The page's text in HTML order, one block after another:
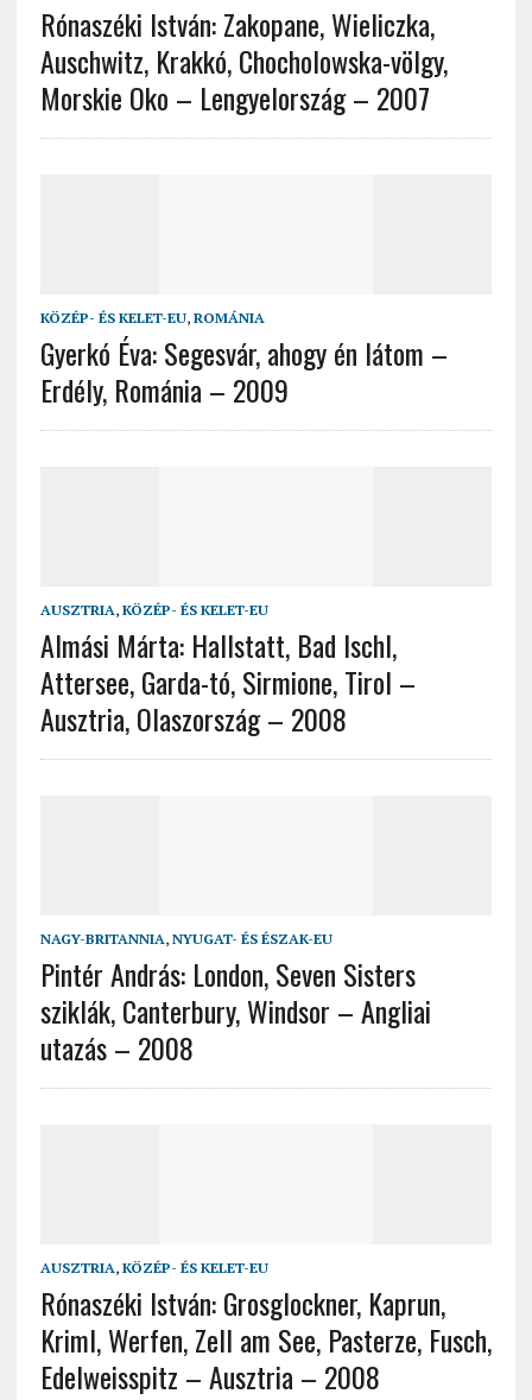
Rónaszéki István: Zakopane, Wieliczka,
Auschwitz, Krakkó, Chocholowska-völgy,
Morskie Oko – Lengyelország – 2007
KÖZÉP- ÉS KELET-EU, ROMÁNIA
Gyerkó Éva: Segesvár, ahogy én látom –
Erdély, Románia – 2009
AUSZTRIA, KÖZÉP- ÉS KELET-EU
Almási Márta: Hallstatt, Bad Ischl,
Attersee, Garda-tó, Sirmione, Tirol –
Ausztria, Olaszország – 2008
NAGY-BRITANNIA, NYUGAT- ÉS ÉSZAK-EU
Pintér András: London, Seven Sisters
sziklák, Canterbury, Windsor – Angliai
utazás – 2008
AUSZTRIA, KÖZÉP- ÉS KELET-EU
Rónaszéki István: Grosglockner, Kaprun,
Kriml, Werfen, Zell am See, Pasterze, Fusch,
Edelweisspitz – Ausztria – 2008